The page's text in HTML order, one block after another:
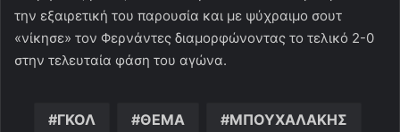
την εξαιρετική του παρουσία και με ψύχραιμο σουτ
«νίκησε» τον Φερνάντες διαμορφώνοντας το τελικό 2-0
στην τελευταία φάση του αγώνα.
ΓΚΟΛ ΘΕΜΑ ΜΠΟΥΧΑΛΑΚΗΣ